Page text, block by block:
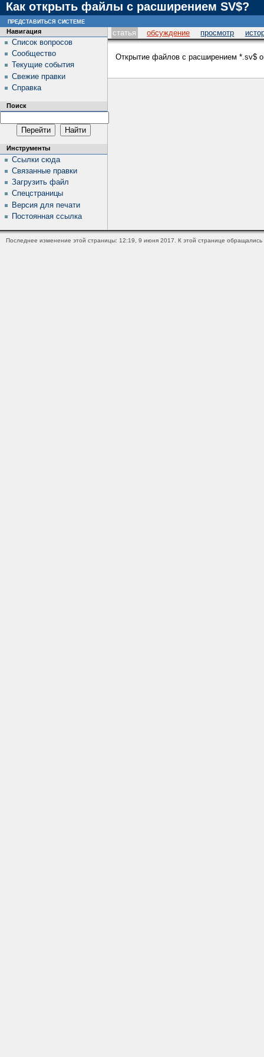
Как открыть файлы с расширением SV$?
статья обсуждение просмотр
Открытие файлов с расширением *.sv$
Навигация
Список вопросов
Сообщество
Текущие события
Свежие правки
Справка
Поиск
Инструменты
Ссылки сюда
Связанные правки
Загрузить файл
Спецстраницы
Версия для печати
Постоянная ссылка
представиться системе
Последнее изменение этой страницы: 12:19, 9 июня 2017. К этой странице